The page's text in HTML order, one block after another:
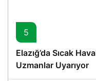
5
Elazığ’da Sıcak
Uzmanlar Uyarıyor